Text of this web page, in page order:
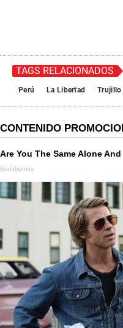
TAGS RELACIONADOS
Perú La Libertad Trujillo